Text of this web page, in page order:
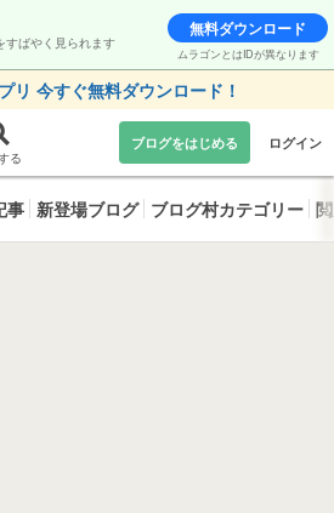
すばやく見られます
無料ダウンロード
ムラゴンとはIDが異なります
リ 今すぐ無料ダウンロード！
る
ブログをはじめる ログイン
事 新登場ブログ ブログ村カテゴリー